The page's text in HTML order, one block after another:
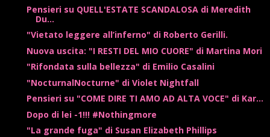
Pensieri su QUELL'ESTATE SCANDALOSA di Meredith
Du...
"Vietato leggere all’inferno" di Roberto Gerilli.
Nuova uscita: "I RESTI DEL MIO CUORE" di Martina Mori
"Rifondata sulla bellezza" di Emilio Casalini
"NocturnalNocturne" di Violet Nightfall
Pensieri su "COME DIRE TI AMO AD ALTA VOCE" di Kar...
Dopo di lei -1!!! #Nothingmore
"La grande fuga" di Susan Elizabeth Phillips